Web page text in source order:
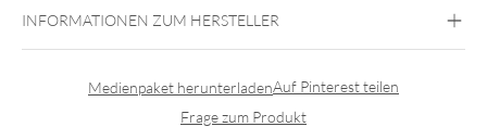
INFORMATIONEN ZUM HERSTELLER
Medienpaket herunterladenAuf Pinterest teilen
Frage zum Produkt